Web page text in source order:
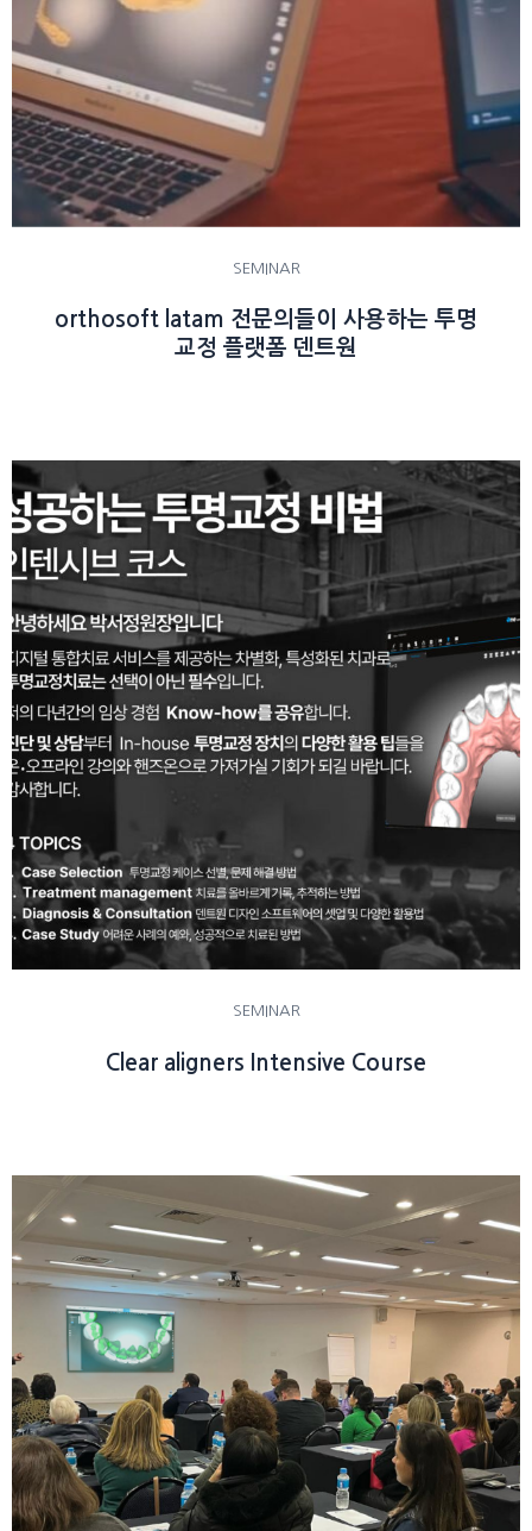
SEMINAR
orthosoft latam 전문의들이 사용하는 투명
교정 플랫폼 덴트원
SEMINAR
Clear aligners Intensive Course